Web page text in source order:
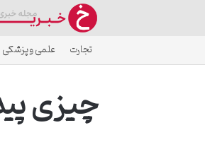
تجارت علمی و پزشکی
چیزی